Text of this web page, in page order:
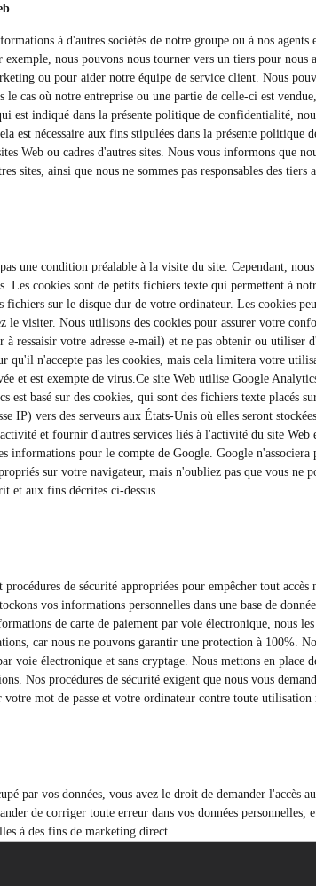
à d'autres sociétés de notre groupe ou à nos
nous pouvons nous tourner vers un tiers pour
ou pour aider notre équipe de service client. Nous
cas où notre entreprise ou une partie de celle-ci est
est indiqué dans la présente politique de confidentialité,
est nécessaire aux fins stipulées dans la présente
Web ou cadres d'autres sites. Nous vous informons que
sites, ainsi que nous ne sommes pas responsables des
une condition préalable à la visite du site. Cependant,
Les cookies sont de petits fichiers texte qui permettent à
fichiers sur le disque dur de votre ordinateur. Les cookies
le visiter. Nous utilisons des cookies pour assurer votre
ressaisir votre adresse e-mail) et ne pas obtenir ou
qu'il n'accepte pas les cookies, mais cela limitera votre
et est exempte de virus.Ce site Web utilise Google
est basé sur des cookies, qui sont des fichiers texte placés
IP) vers des serveurs aux États-Unis où elles seront
et fournir d'autres services liés à l'activité du site
pour le compte de Google. Google n'associera
sur votre navigateur, mais n'oubliez pas que vous
et aux fins décrites ci-dessus.
procédures de sécurité appropriées pour empêcher tout
vos informations personnelles dans une base de
de carte de paiement par voie électronique,
car nous ne pouvons garantir une protection à 100%.
voie électronique et sans cryptage. Nous mettons en place
Nos procédures de sécurité exigent que nous vous
mot de passe et votre ordinateur contre toute utilisation
par vos données, vous avez le droit de demander l'accès
de corriger toute erreur dans vos données
à des fins de marketing direct.